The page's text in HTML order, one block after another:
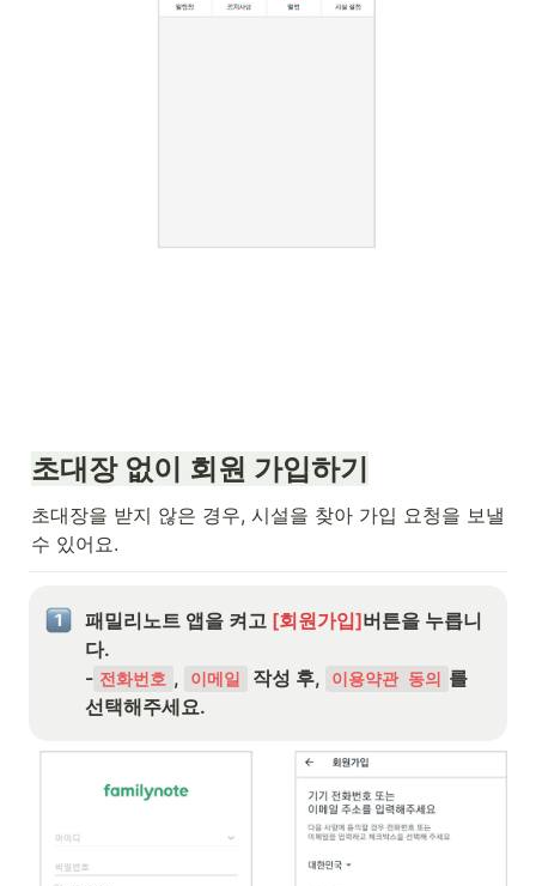
초대장 없이 회원 가입하기
초대장을 받지 않은 경우, 시설을 찾아 가입 요청을 보낼
수 있어요.
패밀리노트 앱을 켜고 [회원가입]버튼을 누릅니
다.
- 전화번호 , 이메일 작성 후, 이용약관 동의
를
선택해주세요.